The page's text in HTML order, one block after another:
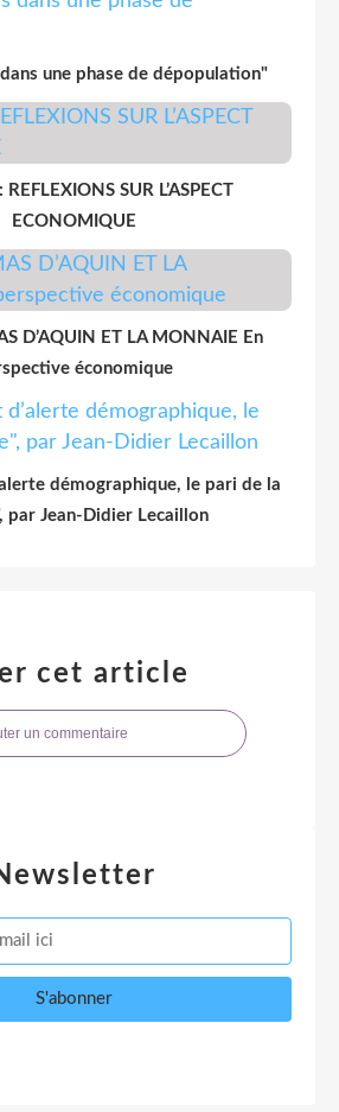
une phase de dépopulation"
REFLEXIONS SUR L’ASPECT
ECONOMIQUE
D’AQUIN ET LA MONNAIE En
économique
démographique, le pari de la
par Jean-Didier Lecaillon
cet article
un commentaire